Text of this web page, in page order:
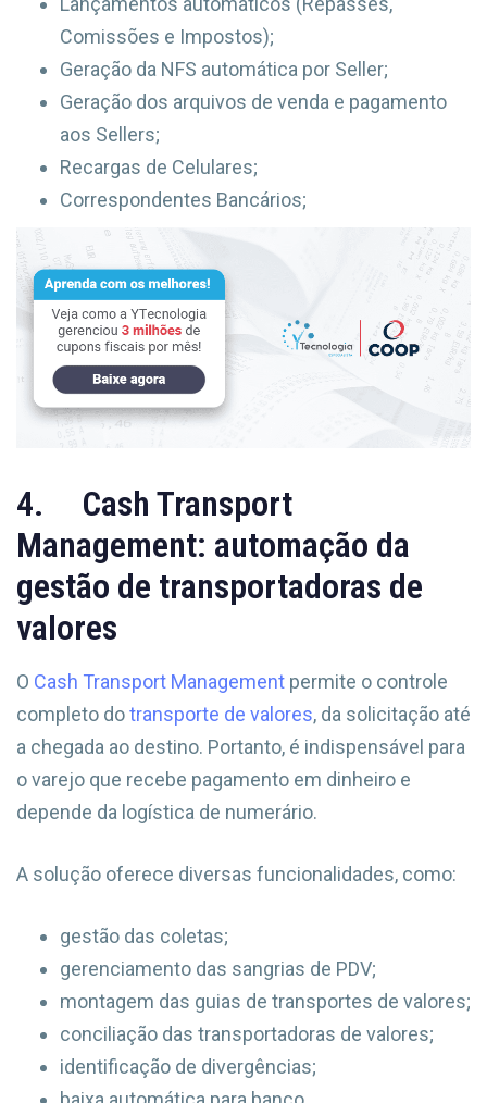
Comissões e Impostos);
Geração da NFS automática por Seller;
Geração dos arquivos de venda e pagamento
aos Sellers;
Recargas de Celulares;
Correspondentes Bancários;
4. Cash Transport
Management: automação da
gestão de transportadoras de
valores
O Cash Transport Management permite o controle
completo dotransporte de valores, da solicitação até
a chegada ao destino. Portanto, é indispensável para
o varejo que recebe pagamento em dinheiro e
depende da logística de numerário.
A solução oferece diversas funcionalidades, como:
gestão das coletas;
gerenciamento das sangrias de PDV;
montagem das guias de transportes de valores;
conciliação das transportadoras de valores;
identificação de divergências;